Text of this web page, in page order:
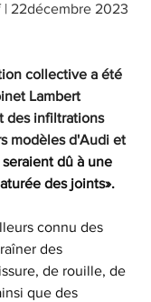
| 22décembre 2023
collective a été
Lambert
des infiltrations
modèles d'Audi et
seraient dû à une
des joints».
connu des
des
de rouille, de
que des